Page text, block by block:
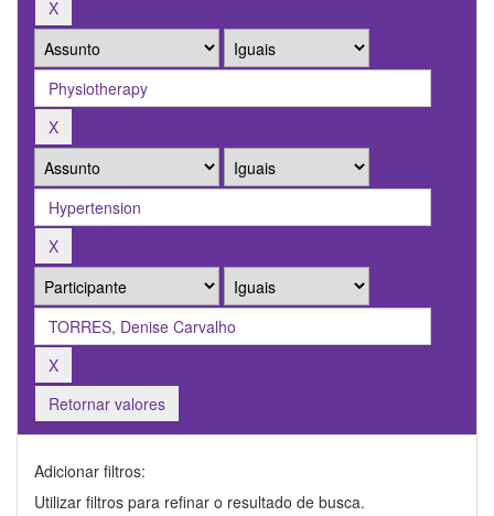
Retornar valores
Adicionar filtros:
Utilizar filtros para refinar o resultado de busca.